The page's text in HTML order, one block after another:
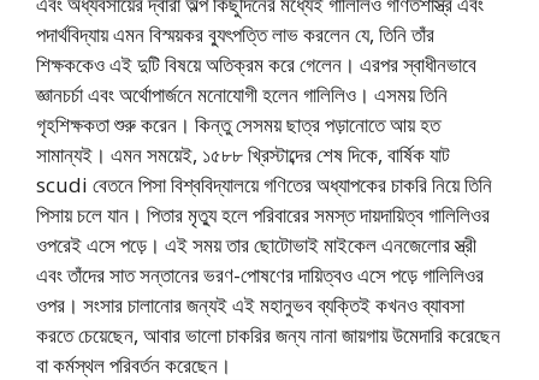
পদার্থবিদ্যায় এমন বিস্ময়কর ব্যুৎপত্তি লাভ করলেন যে, তিনি তাঁর
শিক্ষককেও এই দুটি বিষয়ে অতিক্রম করে গেলেন। এরপর স্বাধীনভাবে
জ্ঞানচর্চা এবং অর্থোপার্জনে মনােযােগী হলেন গালিলিও। এসময় তিনি
গৃহশিক্ষকতা শুরু করেন। কিন্তু সেসময় ছাত্র পড়ানােতে আয় হত
সামান্যই। এমন সময়েই, ১৫৮৮ খ্রিস্টাব্দের শেষ দিকে, বার্ষিক যাট
scudi বেতনে পিসা বিশ্ববিদ্যালয়ে গণিতের অধ্যাপকের চাকরি নিয়ে তিনি
পিসায় চলে যান। পিতার মৃত্যু হলে পরিবারের সমস্ত দায়দায়িত্ব গালিলিওর
ওপরেই এসে পড়ে। এই সময় তার ছােটোভাই মাইকেল এনজেলাের স্ত্রী
এবং তাঁদের সাত সন্তানের ভরণ-পােষণের দায়িত্বও এসে পড়ে গালিলিওর
ওপর। সংসার চালানাের জন্যই এই মহানুভব ব্যক্তিই কখনও ব্যাবসা
করতে চেয়েছেন, আবার ভালাে চাকরির জন্য নানা জায়গায় উমেদারি করেছেন
বা কর্মস্থল পরিবর্তন করেছেন।